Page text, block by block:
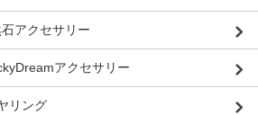
アクセサリー
アクセサリー
リング